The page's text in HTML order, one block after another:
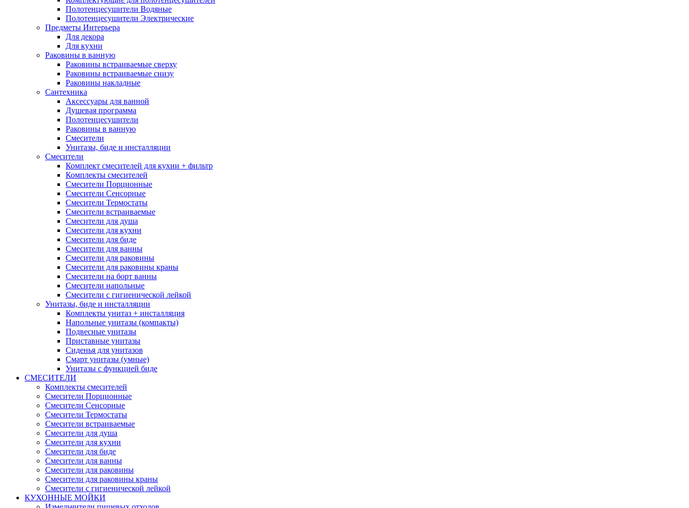
Полотенцесушители Водяные
Полотенцесушители Электрические
Предметы Интерьера
Для декора
Для кухни
Раковины в ванную
Раковины встраиваемые сверху
Раковины встраиваемые снизу
Раковины накладные
Сантехника
Аксессуары для ванной
Душевая программа
Полотенцесушители
Раковины в ванную
Смесители
Унитазы, биде и инсталляции
Смесители
Комплект смесителей для кухни + фильтр
Комплекты смесителей
Смесители Порционные
Смесители Сенсорные
Смесители Термостаты
Смесители встраиваемые
Смесители для душа
Смесители для кухни
Смесители для биде
Смесители для ванны
Смесители для раковины
Смесители для раковины краны
Смесители на борт ванны
Смесители напольные
Смесители с гигиенической лейкой
Унитазы, биде и инсталляции
Комплекты унитаз + инсталляция
Напольные унитазы (компакты)
Подвесные унитазы
Приставные унитазы
Сиденья для унитазов
Смарт унитазы (умные)
Унитазы с функцией биде
СМЕСИТЕЛИ
Комплекты смесителей
Смесители Порционные
Смесители Сенсорные
Смесители Термостаты
Смесители встраиваемые
Смесители для душа
Смесители для кухни
Смесители для биде
Смесители для ванны
Смесители для раковины
Смесители для раковины краны
Смесители с гигиенической лейкой
КУХОННЫЕ МОЙКИ